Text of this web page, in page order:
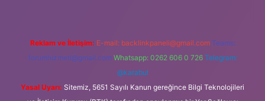
Reklam ve İletişim: E-mail: backlinkpaneli@gmail.com Teams:
forumhizmeti@gmail.com Whatsapp: 0262 606 0 726 Telegram:
@karabul
Yasal Uyarı: Sitemiz, 5651 Sayılı Kanun gereğince Bilgi Teknolojileri